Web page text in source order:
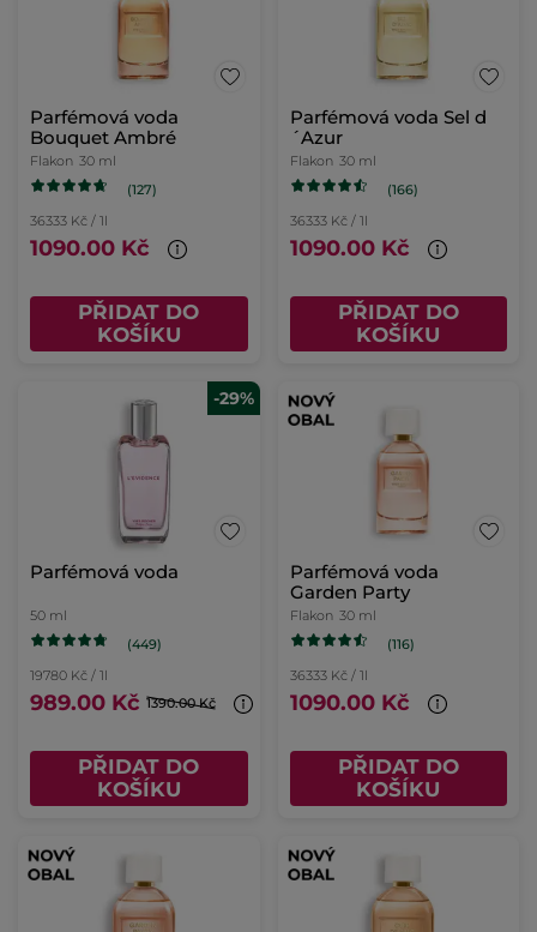
Parfémová voda
Bouquet Ambré
Flakon 30 ml
(127)
36333 Kč / 1l
1090.00 Kč
PŘIDAT DO
KOŠÍKU
Parfémová voda Sel d
´Azur
Flakon 30 ml
(166)
36333 Kč / 1l
1090.00 Kč
PŘIDAT DO
KOŠÍKU
-29%
Parfémová voda
50 ml
(449)
19780 Kč / 1l
989.00 Kč 1390.00 Kč
PŘIDAT DO
KOŠÍKU
Parfémová voda
Garden Party
Flakon 30 ml
(116)
36333 Kč / 1l
1090.00 Kč
PŘIDAT DO
KOŠÍKU